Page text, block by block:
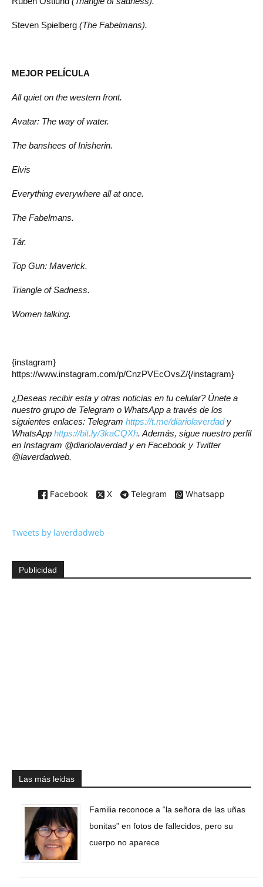
Steven Spielberg (The Fabelmans).
MEJOR PELÍCULA
All quiet on the western front.
Avatar: The way of water.
The banshees of Inisherin.
Elvis
Everything everywhere all at once.
The Fabelmans.
Tár.
Top Gun: Maverick.
Triangle of Sadness.
Women talking.
{instagram}
https://www.instagram.com/p/CnzPVEcOvsZ/{/instagram}
¿Deseas recibir esta y otras noticias en tu celular? Únete a
nuestro grupo de Telegram o WhatsApp a través de los
siguientes enlaces: Telegram https://t.me/diariolaverdady
WhatsApp https://bit.ly/3kaCQXh. Además, sigue nuestro perfil
en Instagram @diariolaverdad y en Facebook y Twitter
@laverdadweb.
Facebook X Telegram Whatsapp
Tweets by laverdadweb
Publicidad
Las más leidas
Familia reconoce a “la señora de las uñas
bonitas” en fotos de fallecidos, pero su
cuerpo no aparece